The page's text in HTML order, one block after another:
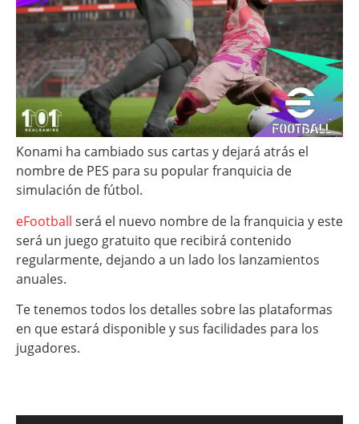
Konami ha cambiado sus cartas y dejará atrás el
nombre de PES para su popular franquicia de
simulación de fútbol.
eFootball será el nuevo nombre de la franquicia y este
será un juego gratuito que recibirá contenido
regularmente, dejando a un lado los lanzamientos
anuales.
Te tenemos todos los detalles sobre las plataformas
en que estará disponible y sus facilidades para los
jugadores.